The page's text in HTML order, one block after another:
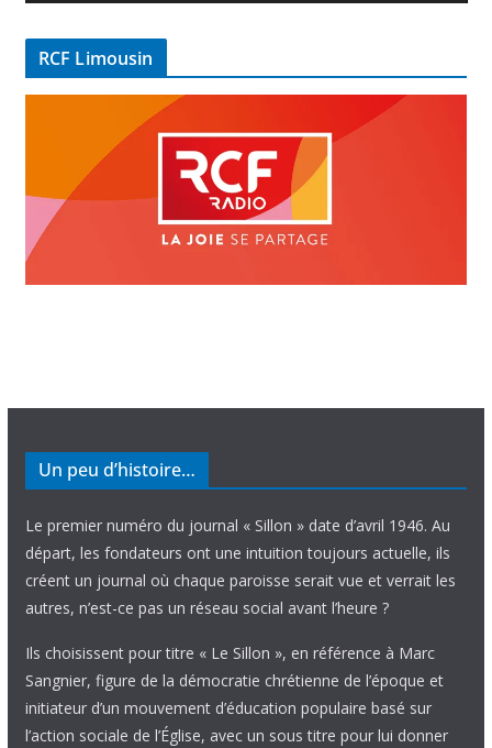
é
RCF Limousin
Un peu d’histoire…
Le premier numéro du journal « Sillon » date d’avril 1946. Au
départ, les fondateurs ont une intuition toujours actuelle, ils
créent un journal où chaque paroisse serait vue et verrait les
autres, n’est-ce pas un réseau social avant l’heure ?
Ils choisissent pour titre « Le Sillon », en référence à Marc
Sangnier, figure de la démocratie chrétienne de l’époque et
initiateur d’un mouvement d’éducation populaire basé sur
l’action sociale de l’Église, avec un sous titre pour lui donner